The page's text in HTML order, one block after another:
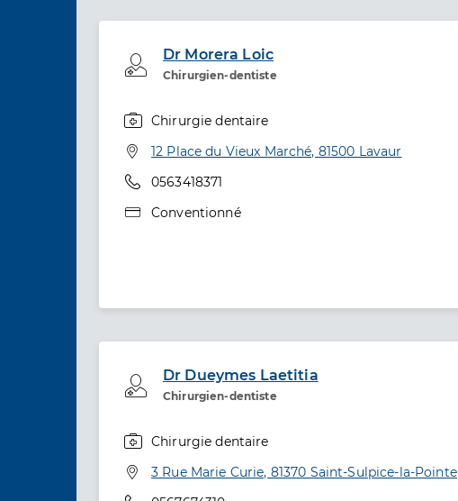
Dr Morera Loic
Chirurgien-dentiste
Professionel de santé
Chirurgie dentaire
Adresse
12 Place du Vieux Marché, 81500 Lavaur
Téléphone
0563418371
Type de convention
Conventionné
Dr Dueymes Laetitia
Chirurgien-dentiste
Professionel de santé
Chirurgie dentaire
Adresse
3 Rue Marie Curie, 81370 Saint-Sulpice-la-Pointe